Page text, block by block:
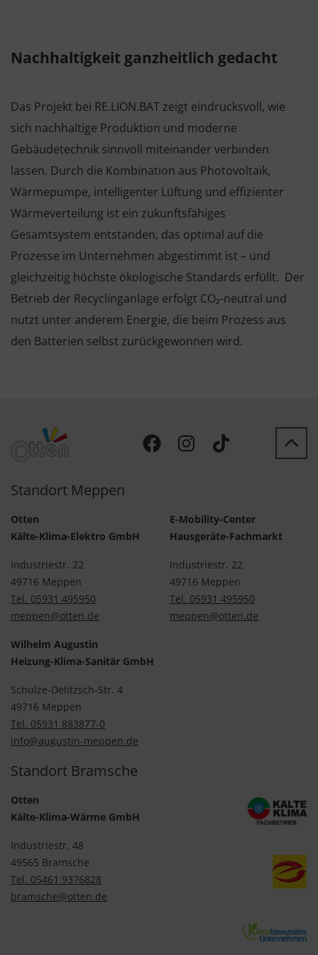
Nachhaltigkeit ganzheitlich gedacht
Das Projekt bei RE.LION.BAT zeigt eindrucksvoll, wie
sich nachhaltige Produktion und moderne
Gebäudetechnik sinnvoll miteinander verbinden
lassen. Durch die Kombination aus Photovoltaik,
Wärmepumpe, intelligenter Lüftung und effizienter
Wärmeverteilung ist ein zukunftsfähiges
Gesamtsystem entstanden, das optimal auf die
Prozesse im Unternehmen abgestimmt ist – und
gleichzeitig höchste ökologische Standards erfüllt. Der
Betrieb der Recyclinganlage erfolgt CO₂-neutral und
nutzt unter anderem Energie, die beim Prozess aus
den Batterien selbst zurückgewonnen wird.
Standort Meppen
Otten
Kälte-Klima-Elektro GmbH
Industriestr. 22
49716 Meppen
Tel. 05931 495950
meppen@otten.de
E-Mobility-Center
Hausgeräte-Fachmarkt
Industriestr. 22
49716 Meppen
Tel. 05931 495950
meppen@otten.de
Wilhelm Augustin
Heizung-Klima-Sanitär GmbH
Schulze-Delitzsch-Str. 4
49716 Meppen
Tel. 05931 883877-0
info@augustin-meppen.de
Standort Bramsche
Otten
Kälte-Klima-Wärme GmbH
Industriestr. 48
49565 Bramsche
Tel. 05461 9376828
bramsche@otten.de